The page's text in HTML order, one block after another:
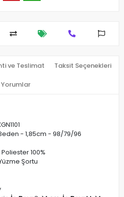
ve Teslimat Taksit Seçenekleri
Yorumlar
- 1,85cm - 98/79/96
100%
Şortu